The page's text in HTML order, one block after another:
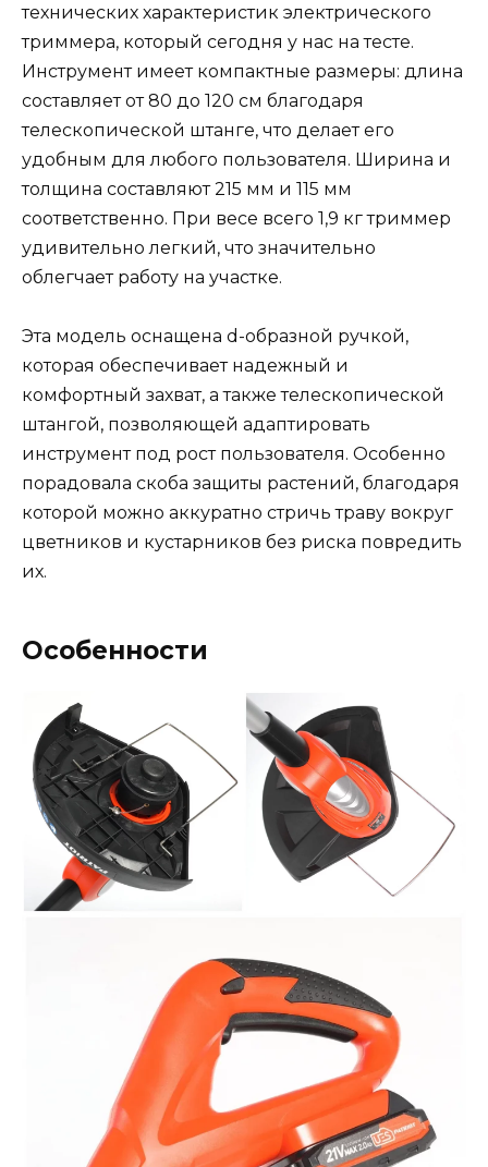
технических характеристик электрического
триммера, который сегодня у нас на тесте.
Инструмент имеет компактные размеры: длина
составляет от 80 до 120 см благодаря
телескопической штанге, что делает его
удобным для любого пользователя. Ширина и
толщина составляют 215 мм и 115 мм
соответственно. При весе всего 1,9 кг триммер
удивительно легкий, что значительно
облегчает работу на участке.
Эта модель оснащена d-образной ручкой,
которая обеспечивает надежный и
комфортный захват, а также телескопической
штангой, позволяющей адаптировать
инструмент под рост пользователя. Особенно
порадовала скоба защиты растений, благодаря
которой можно аккуратно стричь траву вокруг
цветников и кустарников без риска повредить
их.
Особенности